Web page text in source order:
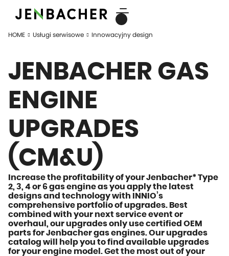
HOME Usługi serwisowe Innowacyjny design
JENBACHER GAS
ENGINE
UPGRADES
(CM&U)
Increase the profitability of your Jenbacher* Type
2, 3, 4 or 6 gas engine as you apply the latest
designs and technology with INNIO’s
comprehensive portfolio of upgrades. Best
combined with your next service event or
overhaul, our upgrades only use certified OEM
parts for Jenbacher gas engines. Our upgrades
catalog will help you to find available upgrades
for your engine model. Get the most out of your